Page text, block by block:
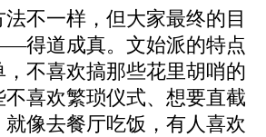
不一样，但大家最终的目
得道成真。文始派的特点
不喜欢搞那些花里胡哨的
喜欢繁琐仪式、想要直截
像去餐厅吃饭，有人喜欢